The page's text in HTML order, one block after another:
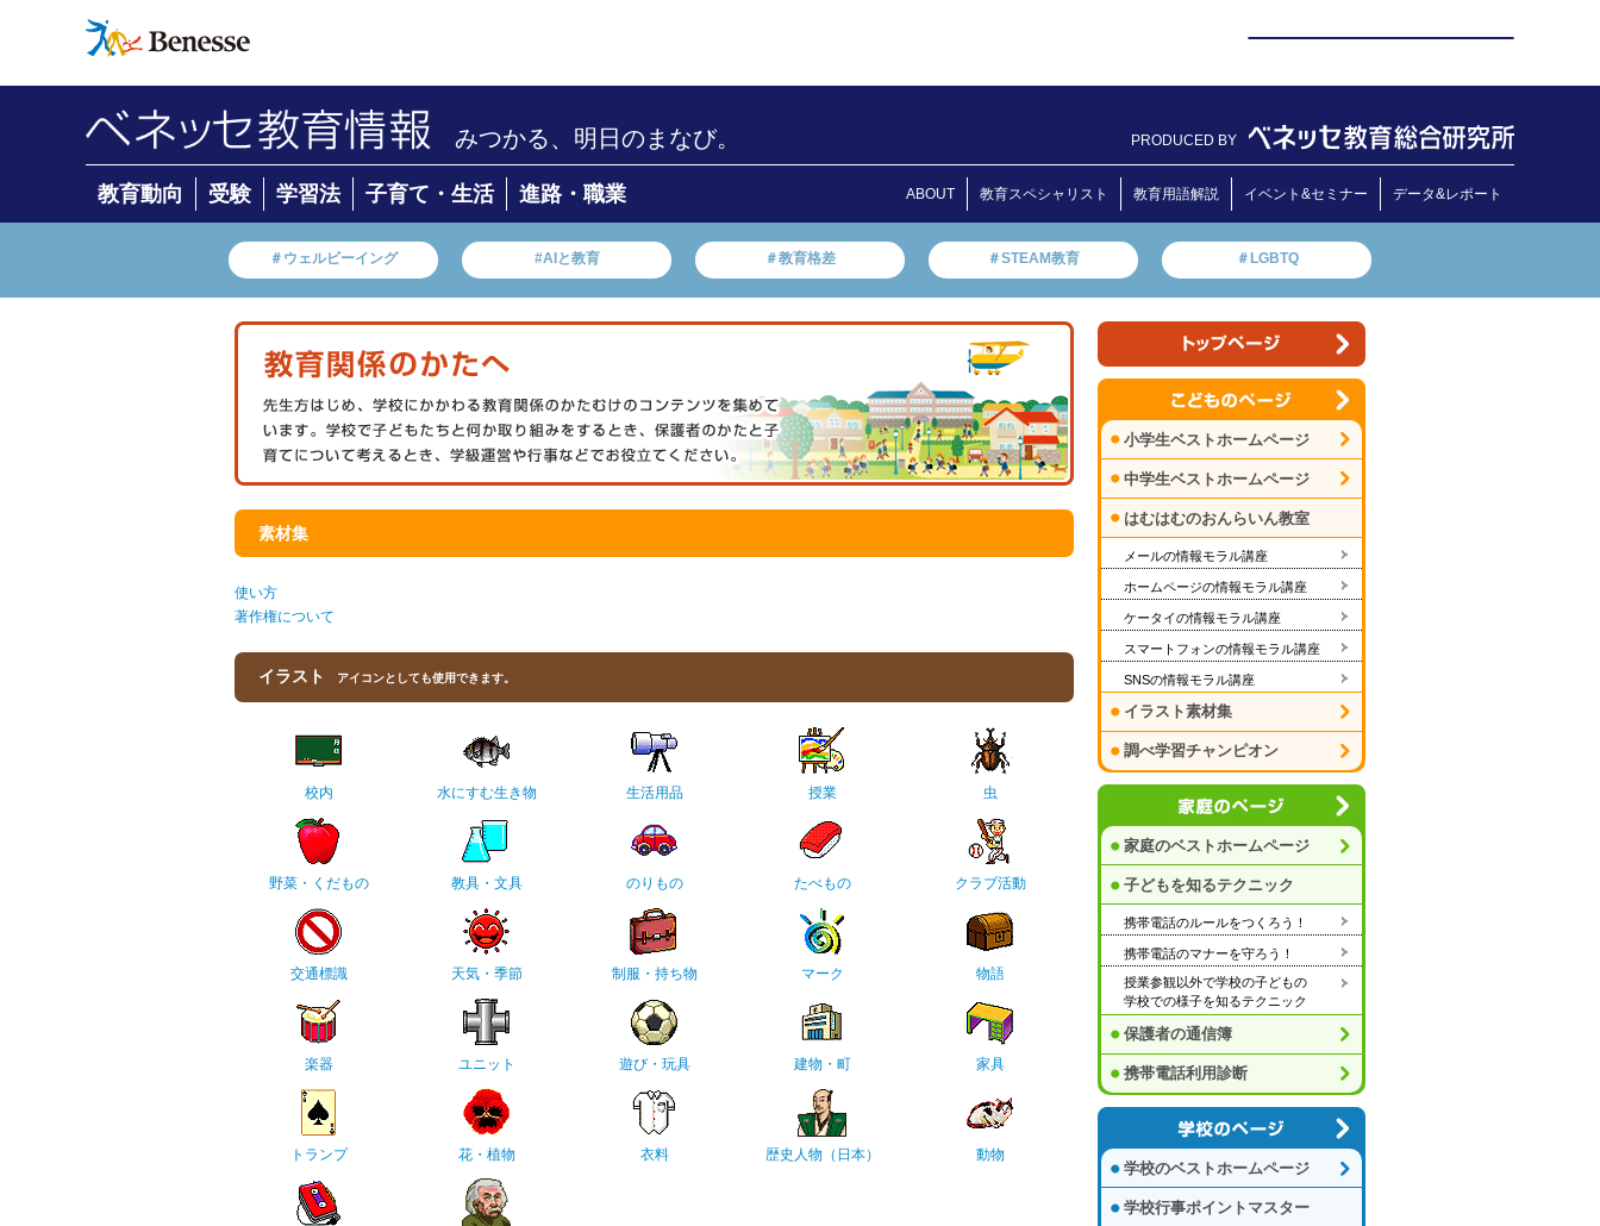
みつかる、明日のまなび。 PRODUCED BY
教育動向 受験 学習法 子育て・生活 進路・職業 ABOUT 教育スペシャリスト 教育用語解説 イベント&セミナー データ&レポート
＃ウェルビーイング #AIと教育 ＃教育格差 ＃STEAM教育 ＃LGBTQ
素材集
使い方
著作権について
イラスト アイコンとしても使用できます。
校内 水にすむ生き物 生活用品 授業 虫
野菜・くだもの 教具・文具 のりもの たべもの クラブ活動
交通標識 天気・季節 制服・持ち物 マーク 物語
楽器 ユニット 遊び・玩具 建物・町 家具
トランプ 花・植物 衣料 歴史人物（日本） 動物
小学生ベストホームページ
中学生ベストホームページ
はむはむのおんらいん教室
メールの情報モラル講座
ホームページの情報モラル講座
ケータイの情報モラル講座
スマートフォンの情報モラル講座
SNSの情報モラル講座
イラスト素材集
調べ学習チャンピオン
家庭のベストホームページ
子どもを知るテクニック
携帯電話のルールをつくろう！
携帯電話のマナーを守ろう！
授業参観以外で学校の子どもの
学校での様子を知るテクニック
保護者の通信簿
携帯電話利用診断
学校のベストホームページ
学校行事ポイントマスター